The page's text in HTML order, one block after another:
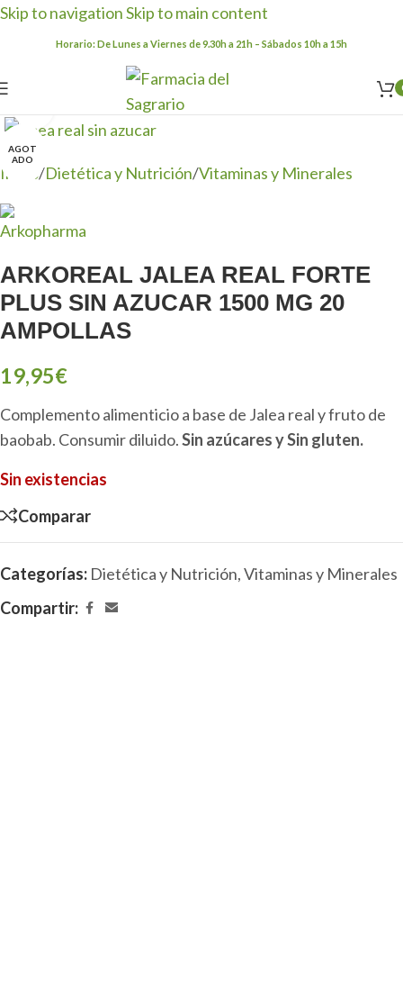
Skip to navigationSkip to main content
Horario: De Lunes a Viernes de 9.30h a 21h – Sábados 10h a 15h
AGOT
ADO
Clic para ampliar
Inicio/Dietética y Nutrición/Vitaminas y Minerales
ARKOREAL JALEA REAL FORTE
PLUS SIN AZUCAR 1500 MG 20
AMPOLLAS
19,95€
Complemento alimenticio a base de Jalea real y fruto de
baobab. Consumir diluido.Sin azúcares y Sin gluten.
Sin existencias
Comparar
Categorías: Dietética y Nutrición,Vitaminas y Minerales
Compartir: